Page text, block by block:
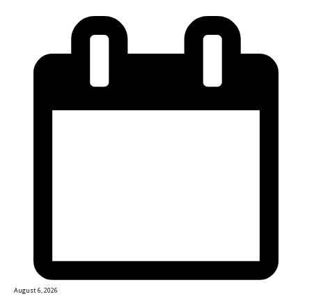
August 6, 2026